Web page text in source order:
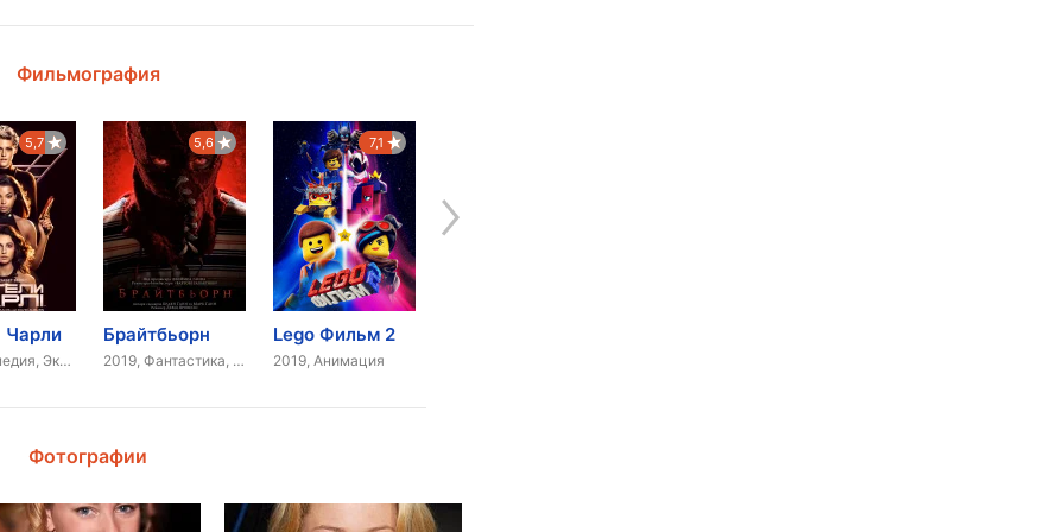
Фильмография
5,7
Чарли
2019, Комедия, Экшн
5,6
Брайтбьорн
2019, Фантастика, Ужасы
7,1
Lego Фильм 2
2019, Анимация
Фотографии